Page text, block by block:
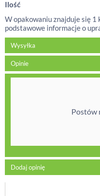
Ilość
W opakowaniu znajduje się
podstawowe informacje o
Wysyłka
Opinie
Postów
Dodaj opinię